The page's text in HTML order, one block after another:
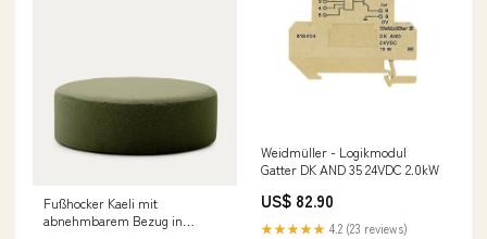
Fußhocker Kaeli mit
abnehmbarem Bezug in
Weidmüller - Logikmodul
Gatter DK AND 35 24VDC 2.0kW
US$ 82.90
★★★★★ 4.2 (23 reviews)